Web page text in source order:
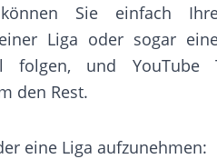
können Sie einfach
Liga oder sogar
folgen, und YouTube
den Rest.
eine Liga aufzunehmen: